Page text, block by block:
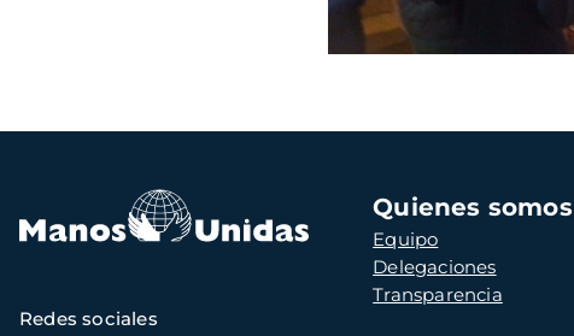
Navegación
principal
Quienes somos
Equipo
Delegaciones
Transparencia
Redes sociales